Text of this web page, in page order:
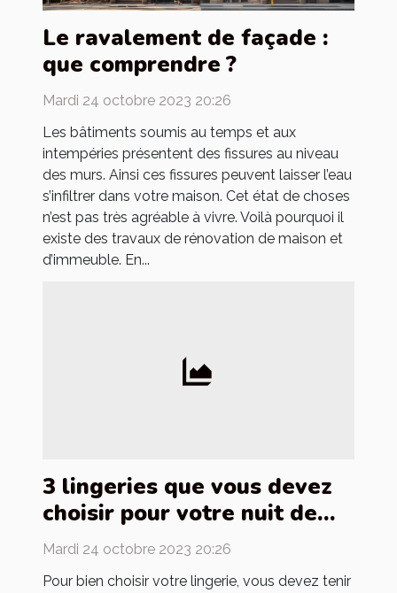
Le ravalement de façade :
que comprendre ?
Mardi 24 octobre 2023 20:26
Les bâtiments soumis au temps et aux
intempéries présentent des fissures au niveau
des murs. Ainsi ces fissures peuvent laisser l’eau
s’infiltrer dans votre maison. Cet état de choses
n’est pas très agréable à vivre. Voilà pourquoi il
existe des travaux de rénovation de maison et
d’immeuble. En...
3 lingeries que vous devez
choisir pour votre nuit de
noces
Mardi 24 octobre 2023 20:26
Pour bien choisir votre lingerie, vous devez tenir